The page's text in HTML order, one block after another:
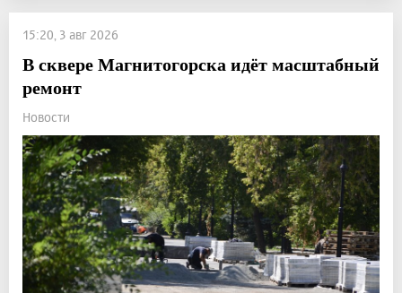
15:20, 3 авг 2026
В сквере Магнитогорска идёт масштабный
ремонт
Новости